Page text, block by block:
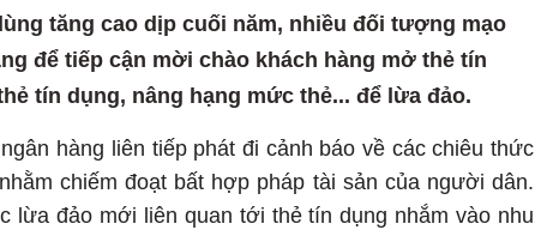
tăng cao dịp cuối năm, nhiều đối tượng mạo
để tiếp cận mời chào khách hàng mở thẻ tín
tín dụng, nâng hạng mức thẻ... để lừa đảo.
hàng liên tiếp phát đi cảnh báo về các chiêu thức
chiếm đoạt bất hợp pháp tài sản của người dân.
lừa đảo mới liên quan tới thẻ tín dụng nhắm vào nhu